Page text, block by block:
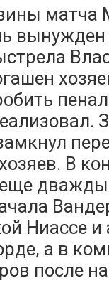
матча
В
дважды
Ниассе и
а в
после